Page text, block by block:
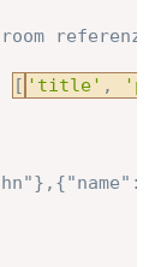
[ 'title' ,